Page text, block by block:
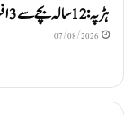
ہڑپہ: 12 سالہ بچے سے 3 افراد کی زیادتی
07/08/2026